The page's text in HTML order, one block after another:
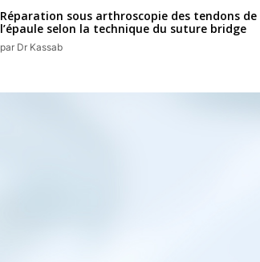
Réparation sous arthroscopie des tendons de
l’épaule selon la technique du suture bridge
par Dr Kassab